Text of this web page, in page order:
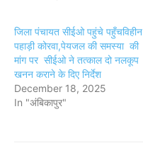
जिला पंचायत सीईओ पहुंचे पहुँचविहीन
पहाड़ी कोरवा,पेयजल की समस्या की
मांग पर सीईओ ने तत्काल दो नलकूप
खनन कराने के दिए निर्देश
December 18, 2025
In "अंबिकापुर"